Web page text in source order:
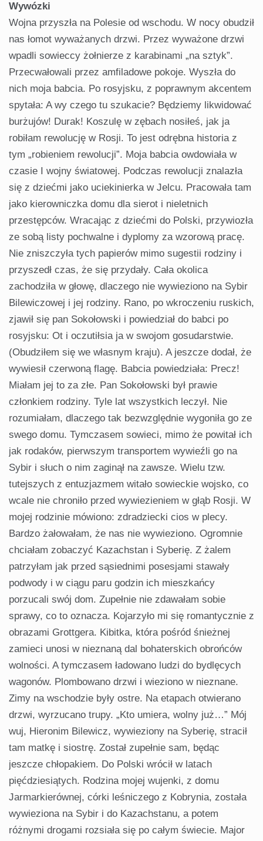
Wywózki
Wojna przyszła na Polesie od wschodu. W nocy obudził
nas łomot wyważanych drzwi. Przez wyważone drzwi
wpadli sowieccy żołnierze z karabinami „na sztyk”.
Przecwałowali przez amfiladowe pokoje. Wyszła do
nich moja babcia. Po rosyjsku, z poprawnym akcentem
spytała: A wy czego tu szukacie? Będziemy likwidować
burżujów! Durak! Koszulę w zębach nosiłeś, jak ja
robiłam rewolucję w Rosji. To jest odrębna historia z
tym „robieniem rewolucji”. Moja babcia owdowiała w
czasie I wojny światowej. Podczas rewolucji znalazła
się z dziećmi jako uciekinierka w Jelcu. Pracowała tam
jako kierowniczka domu dla sierot i nieletnich
przestępców. Wracając z dziećmi do Polski, przywiozła
ze sobą listy pochwalne i dyplomy za wzorową pracę.
Nie zniszczyła tych papierów mimo sugestii rodziny i
przyszedł czas, że się przydały. Cała okolica
zachodziła w głowę, dlaczego nie wywieziono na Sybir
Bilewiczowej i jej rodziny. Rano, po wkroczeniu ruskich,
zjawił się pan Sokołowski i powiedział do babci po
rosyjsku: Ot i oczutiłsia ja w swojom gosudarstwie.
(Obudziłem się we własnym kraju). A jeszcze dodał, że
wywiesił czerwoną flagę. Babcia powiedziała: Precz!
Miałam jej to za złe. Pan Sokołowski był prawie
członkiem rodziny. Tyle lat wszystkich leczył. Nie
rozumiałam, dlaczego tak bezwzględnie wygoniła go ze
swego domu. Tymczasem sowieci, mimo że powitał ich
jak rodaków, pierwszym transportem wywieźli go na
Sybir i słuch o nim zaginął na zawsze. Wielu tzw.
tutejszych z entuzjazmem witało sowieckie wojsko, co
wcale nie chroniło przed wywiezieniem w głąb Rosji. W
mojej rodzinie mówiono: zdradziecki cios w plecy.
Bardzo żałowałam, że nas nie wywieziono. Ogromnie
chciałam zobaczyć Kazachstan i Syberię. Z żalem
patrzyłam jak przed sąsiednimi posesjami stawały
podwody i w ciągu paru godzin ich mieszkańcy
porzucali swój dom. Zupełnie nie zdawałam sobie
sprawy, co to oznacza. Kojarzyło mi się romantycznie z
obrazami Grottgera. Kibitka, która pośród śnieżnej
zamieci unosi w nieznaną dal bohaterskich obrońców
wolności. A tymczasem ładowano ludzi do bydlęcych
wagonów. Plombowano drzwi i wieziono w nieznane.
Zimy na wschodzie były ostre. Na etapach otwierano
drzwi, wyrzucano trupy. „Kto umiera, wolny już…” Mój
wuj, Hieronim Bilewicz, wywieziony na Syberię, stracił
tam matkę i siostrę. Został zupełnie sam, będąc
jeszcze chłopakiem. Do Polski wrócił w latach
pięćdziesiątych. Rodzina mojej wujenki, z domu
Jarmarkierównej, córki leśniczego z Kobrynia, została
wywieziona na Sybir i do Kazachstanu, a potem
różnymi drogami rozsiała się po całym świecie. Major